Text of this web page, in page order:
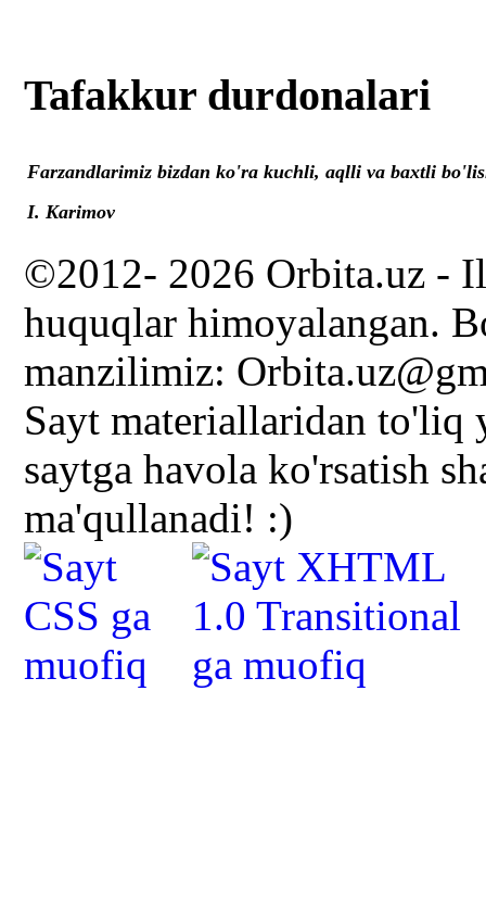
Tafakkur durdonalari
Farzandlarimiz bizdan ko'ra kuchli, aqlli va baxtli
I. Karimov
©2012- 2026 Orbita.uz -
huquqlar himoyalangan.
manzilimiz:
Sayt materiallaridan
saytga havola ko'rsatish
ma'qullanadi! :)